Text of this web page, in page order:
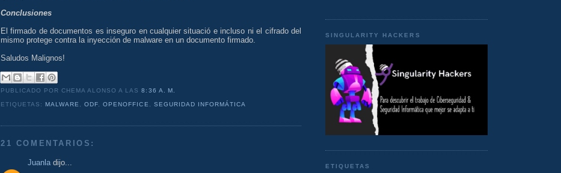
Conclusiones
El firmado de documentos es inseguro en cualquier situació e incluso ni el cifrado del
mismo protege contra la inyección de malware en un documento firmado.
Saludos Malignos!
PUBLICADO POR CHEMA ALONSOA LAS8:36 A. M.
ETIQUETAS: MALWARE,ODF,OPENOFFICE, SEGURIDAD INFORMÁTICA
21 COMENTARIOS:
Juanla dijo...
SINGULARITY HACKERS
ETIQUETAS